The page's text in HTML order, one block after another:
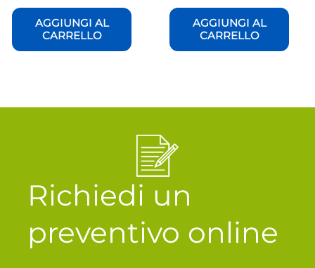
AGGIUNGI AL
CARRELLO
AGGIUNGI AL
CARRELLO
Richiedi un
preventivo online